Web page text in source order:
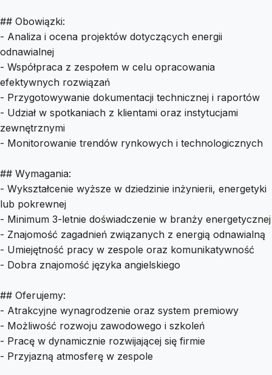
## Obowiązki:
- Analiza i ocena projektów dotyczących energii
odnawialnej
- Współpraca z zespołem w celu opracowania
efektywnych rozwiązań
- Przygotowywanie dokumentacji technicznej i raportów
- Udział w spotkaniach z klientami oraz instytucjami
zewnętrznymi
- Monitorowanie trendów rynkowych i technologicznych
## Wymagania:
- Wykształcenie wyższe w dziedzinie inżynierii, energetyki
lub pokrewnej
- Minimum 3-letnie doświadczenie w branży energetycznej
- Znajomość zagadnień związanych z energią odnawialną
- Umiejętność pracy w zespole oraz komunikatywność
- Dobra znajomość języka angielskiego
## Oferujemy:
- Atrakcyjne wynagrodzenie oraz system premiowy
- Możliwość rozwoju zawodowego i szkoleń
- Pracę w dynamicznie rozwijającej się firmie
- Przyjazną atmosferę w zespole